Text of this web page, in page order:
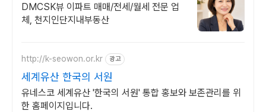
DMCSK뷰 이파트 매매/전세/월세 전문 업
체, 천지인단지내부동산
http://k-seowon.or.kr 광고
세계유산 한국의 서원
유네스코 세계유산 '한국의 서원' 통합 홍보와 보존관리를 위
한 홈페이지입니다.